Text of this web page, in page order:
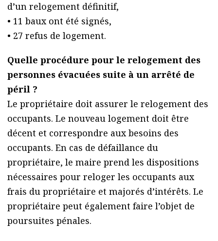
d’un relogement définitif,
• 11 baux ont été signés,
• 27 refus de logement.
Quelle procédure pour le relogement des
personnes évacuées suite à un arrêté de
péril ?
Le propriétaire doit assurer le relogement des
occupants. Le nouveau logement doit être
décent et correspondre aux besoins des
occupants. En cas de défaillance du
propriétaire, le maire prend les dispositions
nécessaires pour reloger les occupants aux
frais du propriétaire et majorés d’intérêts. Le
propriétaire peut également faire l’objet de
poursuites pénales.